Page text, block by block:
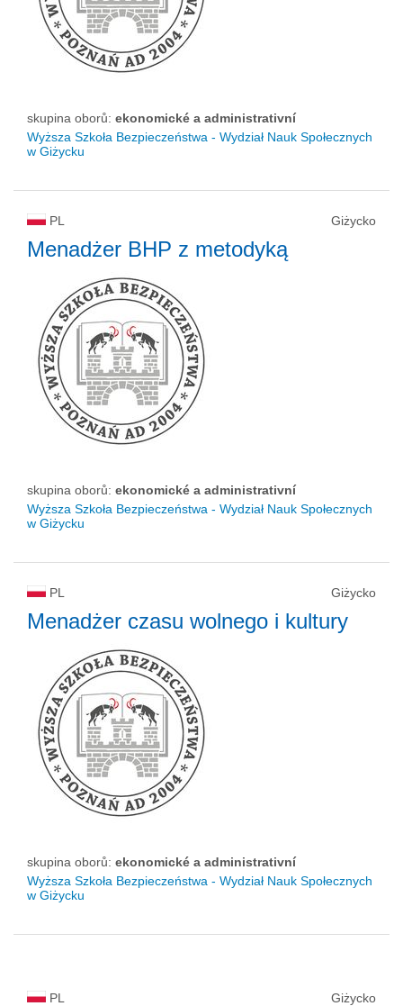
skupina oborů: ekonomické a administrativní
Wyższa Szkoła Bezpieczeństwa - Wydział Nauk Społecznych
w Giżycku
PL Giżycko
Menadżer BHP z metodyką
skupina oborů: ekonomické a administrativní
Wyższa Szkoła Bezpieczeństwa - Wydział Nauk Społecznych
w Giżycku
PL Giżycko
Menadżer czasu wolnego i kultury
skupina oborů: ekonomické a administrativní
Wyższa Szkoła Bezpieczeństwa - Wydział Nauk Społecznych
w Giżycku
PL Giżycko